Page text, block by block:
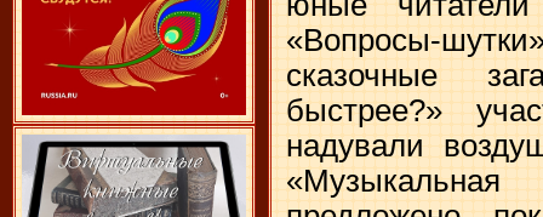
«Вопросы-
сказочные
быстрее?»
надували